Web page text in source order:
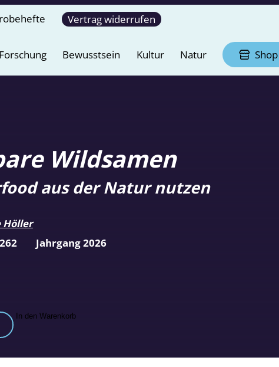
Vertrag widerrufen
Forschung Bewusstsein Kultur Natur Shop
Wildsamen
aus der Natur nutzen
Höller
In den Warenkorb
Jahrgang 2026